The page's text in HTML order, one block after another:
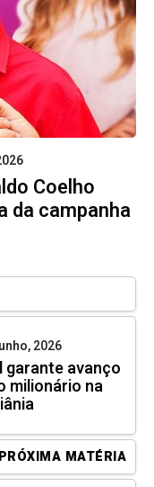
Coelho
da campanha
2026
garante avanço
milionário na
PRÓXIMA MATÉRIA